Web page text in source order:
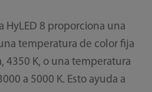
HyLED 8 proporciona una
temperatura de color fija
4350 K, o una temperatura
a 5000 K. Esto ayuda a